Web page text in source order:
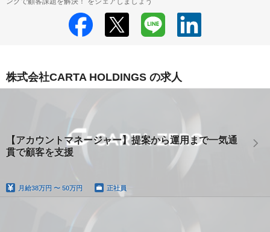
株式会社CARTA HOLDINGS の求人
【アカウントマネージャー】提案から運用まで一気通
貫で顧客を支援
月給38万円 〜 50万円 正社員